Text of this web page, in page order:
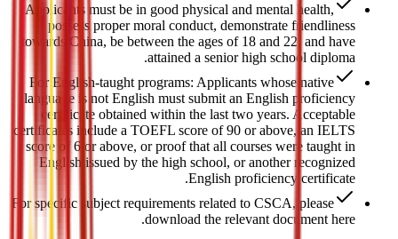
Applicants must be in good physical and mental health,
possess proper moral conduct, demonstrate friendliness
towards China, be between the ages of 18 and 22, and have
attained a senior high school diploma.
For English-taught programs: Applicants whose native
language is not English must submit an English proficiency
certificate obtained within the last two years. Acceptable
certificates include a TOEFL score of 90 or above, an IELTS
score of 6 or above, or proof that all courses were taught in
English issued by the high school, or another recognized
English proficiency certificate.
For specific subject requirements related to CSCA, please
download the relevant document here.